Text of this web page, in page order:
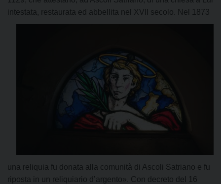
intestata, restaurata ed abbellita nel XVII secolo. Nel 1873
una reliquia fu donata alla comunità di Ascoli Satriano e fu
riposta in un reliquiario d’argento». Con decreto del 16